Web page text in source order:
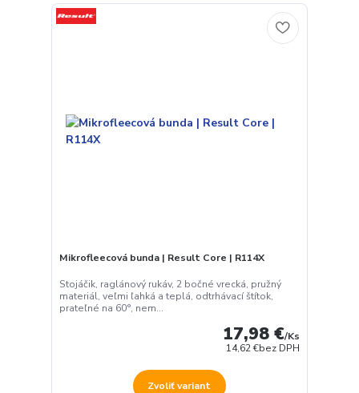
Mikrofleecová bunda | Result Core | R114X
Stojáčik, raglánový rukáv, 2 bočné vrecká, pružný
materiál, veľmi ľahká a teplá, odtrhávací štítok,
prateľné na 60°, nem...
17,98 €/Ks
14,62 €bez DPH
Zvoliť variant